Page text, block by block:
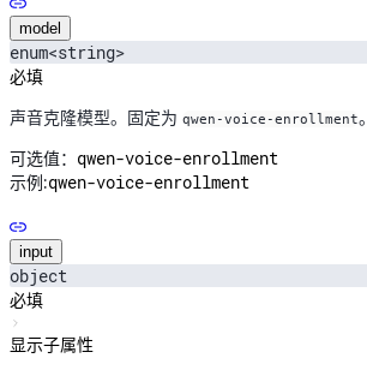
model
enum<string>
必填
声音克隆模型。固定为 qwen-voice-enrollment。
可选值： qwen-voice-enrollment
示例:qwen-voice-enrollment
input
object
必填
显示子属性